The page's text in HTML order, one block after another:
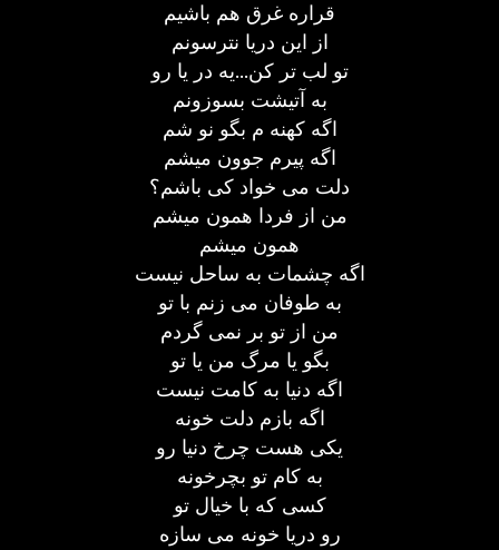
قراره غرق هم باشیم
از این دریا نترسونم
تو لب تر کن...یه در یا رو
به آتیشت بسوزونم
اگه کهنه م بگو نو شم
اگه پیرم جوون میشم
دلت می خواد کی باشم؟
من از فردا همون میشم
همون میشم
اگه چشمات به ساحل نیست
به طوفان می زنم با تو
من از تو بر نمی گردم
بگو یا مرگ من یا تو
اگه دنیا به کامت نیست
اگه بازم دلت خونه
یکی هست چرخ دنیا رو
به کام تو بچرخونه
کسی که با خیال تو
رو دریا خونه می سازه